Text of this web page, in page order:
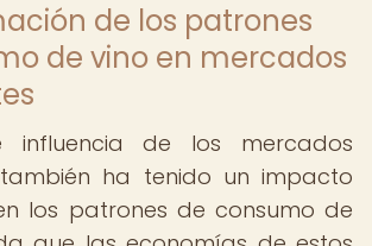
de los patrones
de vino en mercados
influencia de los mercados
ha tenido un impacto
los patrones de consumo de